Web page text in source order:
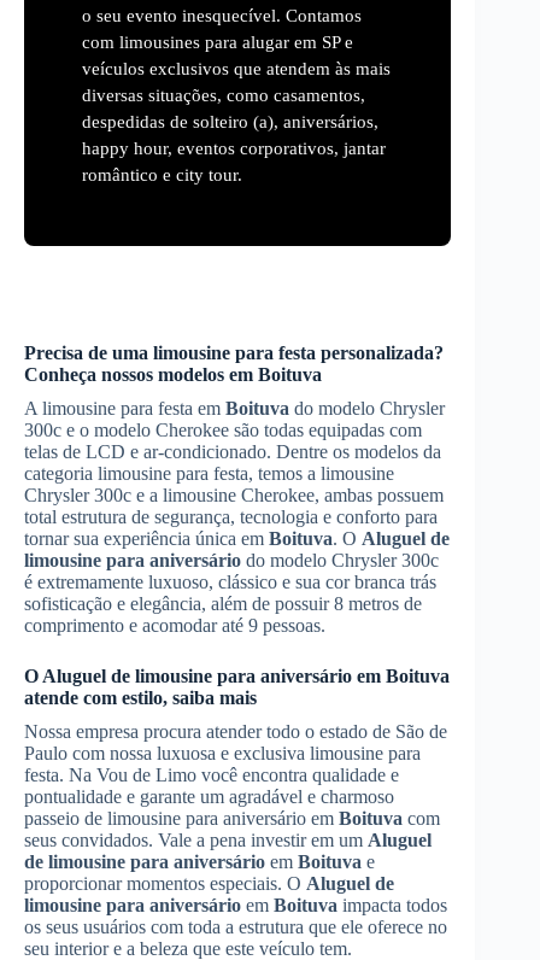
o seu evento inesquecível. Contamos
com limousines para alugar em SP e
veículos exclusivos que atendem às mais
diversas situações, como casamentos,
despedidas de solteiro (a), aniversários,
happy hour, eventos corporativos, jantar
romântico e city tour.
Precisa de uma limousine para festa personalizada?
Conheça nossos modelos em Boituva
A limousine para festa em Boituva do modelo Chrysler
300c e o modelo Cherokee são todas equipadas com
telas de LCD e ar-condicionado. Dentre os modelos da
categoria limousine para festa, temos a limousine
Chrysler 300c e a limousine Cherokee, ambas possuem
total estrutura de segurança, tecnologia e conforto para
tornar sua experiência única em Boituva. O Aluguel de
limousine para aniversário do modelo Chrysler 300c
é extremamente luxuoso, clássico e sua cor branca trás
sofisticação e elegância, além de possuir 8 metros de
comprimento e acomodar até 9 pessoas.
O Aluguel de limousine para aniversário em Boituva
atende com estilo, saiba mais
Nossa empresa procura atender todo o estado de São de
Paulo com nossa luxuosa e exclusiva limousine para
festa. Na Vou de Limo você encontra qualidade e
pontualidade e garante um agradável e charmoso
passeio de limousine para aniversário em Boituva com
seus convidados. Vale a pena investir em um Aluguel
de limousine para aniversário em Boituva e
proporcionar momentos especiais. O Aluguel de
limousine para aniversário em Boituva impacta todos
os seus usuários com toda a estrutura que ele oferece no
seu interior e a beleza que este veículo tem.